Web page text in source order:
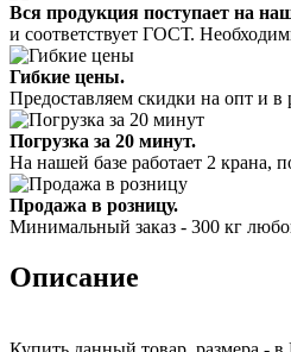
Вся продукция поступает на
и соответствует ГОСТ.
Гибкие цены.
Предоставляем скидки на опт и в
Погрузка за 20 минут.
На нашей базе работает 2 крана,
Продажа в розницу.
Минимальный заказ - 300 кг
Описание